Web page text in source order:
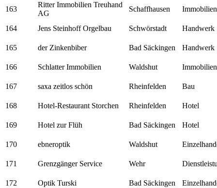
163
Ritter Immobilien Treuhand
AG
Schaffhausen Immobilien
164 Jens Steinhoff Orgelbau Schwörstadt Handwerk
165 der Zinkenbiber Bad Säckingen Handwerk
166 Schlatter Immobilien Waldshut Immobilien
167 saxa zeitlos schön Rheinfelden Bau
168 Hotel-Restaurant Storchen Rheinfelden Hotel
169 Hotel zur Flüh Bad Säckingen Hotel
170 ebneroptik Waldshut
171 Grenzgänger Service Wehr
172 Optik Turski Bad Säckingen